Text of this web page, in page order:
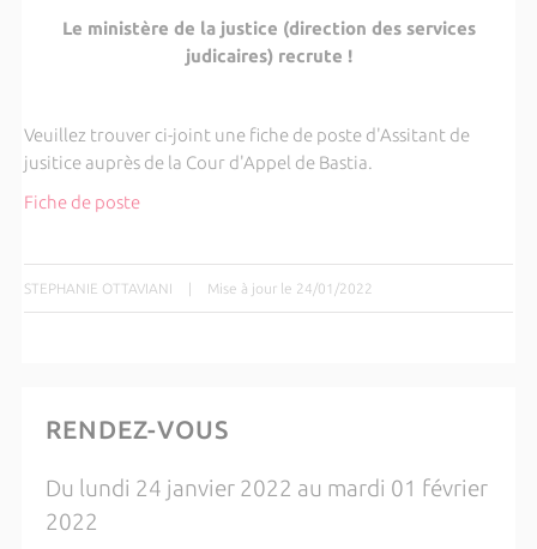
Le ministère de la justice (direction des services
judicaires) recrute !
Veuillez trouver ci-joint une fiche de poste d'Assitant de
jusitice auprès de la Cour d'Appel de Bastia.
Fiche de poste
STEPHANIE OTTAVIANI | Mise à jour le 24/01/2022
RENDEZ-VOUS
Du lundi 24 janvier 2022 au mardi 01 février
2022